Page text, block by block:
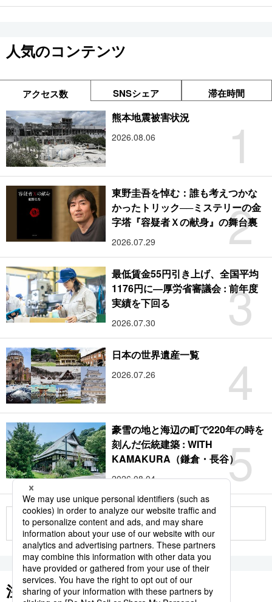
人気のコンテンツ
アクセス数 SNSシェア 滞在時間
1
熊本地震被害状況
2026.08.06
2
東野圭吾を悼む：誰も考えつかな
かったトリック──ミステリーの金
字塔『容疑者Ｘの献身』の舞台裏
2026.07.29
3
最低賃金55円引き上げ、全国平均
1176円に―厚労省審議会 : 前年度
実績を下回る
2026.07.30
4
日本の世界遺産一覧
2026.07.26
5
豪雪の地と海辺の町で220年の時を
刻んだ伝統建築 : WITH
KAMAKURA（鎌倉・長谷）
2026.08.04
もっと見る
注目のキーワード